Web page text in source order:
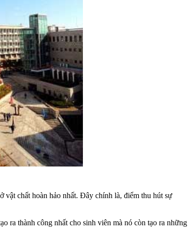
vật chất hoàn hảo nhất. Đây chính là, điểm thu hút sự
ra thành công nhất cho sinh viên mà nó còn tạo ra những